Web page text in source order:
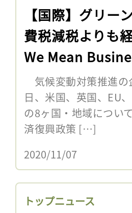
【国際】グリー
費税減税よりも
We Mean
気候変動対策推進の
日、米国、英国、EU
の8ヶ国・地域につい
済復興政策 […]
2020/11/07
トップニュース